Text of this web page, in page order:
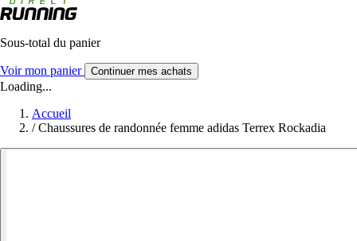
Sous-total du panier
Voir mon panier Continuer mes achats
Loading...
Accueil
/ Chaussures de randonnée femme adidas Terrex Rockadia